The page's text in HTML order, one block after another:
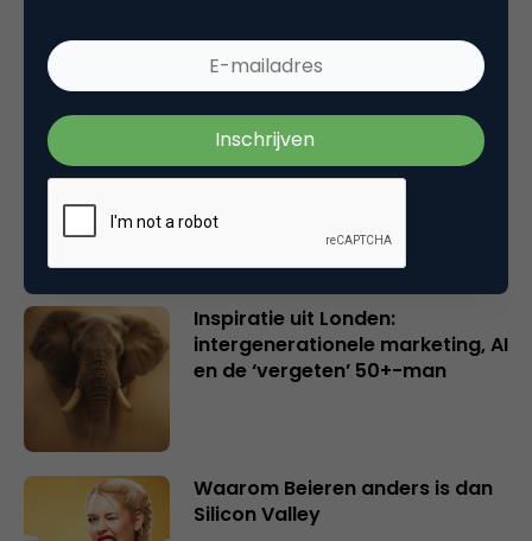
Creatieve sector als aanjager
van innovatie en ontsluiter en
belangrijker en urgenter dan
Inspiratie uit Londen:
intergenerationele marketing, AI
en de ‘vergeten’ 50+-man
Waarom Beieren anders is dan
Silicon Valley